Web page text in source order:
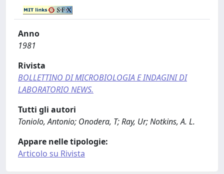
Anno
1981
Rivista
BOLLETTINO DI MICROBIOLOGIA E INDAGINI DI
LABORATORIO NEWS.
Tutti gli autori
Toniolo, Antonio; Onodera, T; Ray, Ur; Notkins, A. L.
Appare nelle tipologie:
Articolo su Rivista